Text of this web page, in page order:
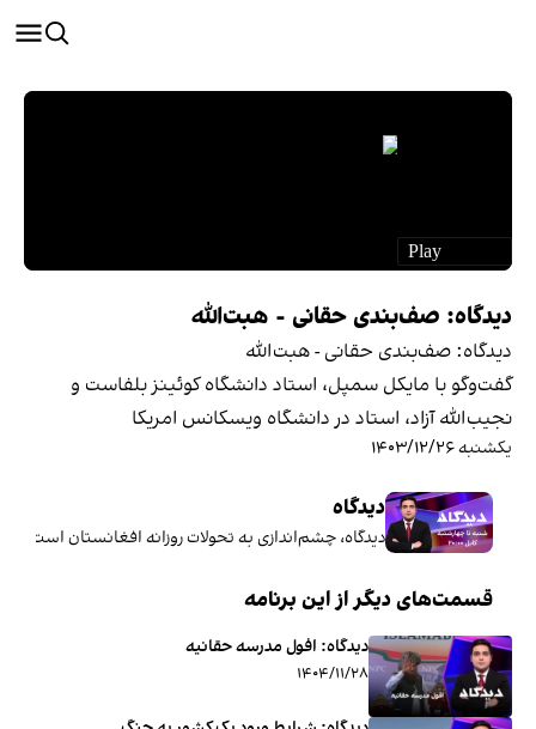
دیدگاه: صف‌بندی حقانی - هبت‌الله
دیدگاه: صف‌بندی حقانی - هبت‌الله
گفت‌و‌گو با مایکل سمپل، استاد دانشگاه کوئینز بلفاست و
نجیب‌الله آزاد، استاد در دانشگاه ویسکانس امریکا
یکشنبه ۱۴۰۳/۱۲/۲۶
دیدگاه
دیدگاه، چشم‌اندازی به تحولات روزانه افغانستان است
قسمت‌های دیگر از این برنامه
دیدگاه: افول مدرسه حقانیه
۱۴۰۴/۱۱/۲۸